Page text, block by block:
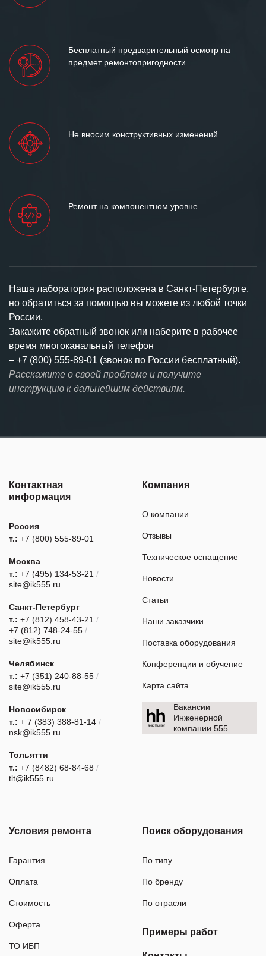
Бесплатный предварительный осмотр на
предмет ремонтопригодности
Не вносим конструктивных изменений
Ремонт на компонентном уровне
Наша лаборатория расположена в Санкт-Петербурге,
но обратиться за помощью вы можете из любой точки
России.
Закажите обратный звонок или наберите в рабочее
время многоканальный телефон
– +7 (800) 555-89-01 (звонок по России бесплатный).
Расскажите о своей проблеме и получите
инструкцию к дальнейшим действиям.
Контактная
информация
Россия
т.: +7 (800) 555-89-01
Москва
т.: +7 (495) 134-53-21 /
site@ik555.ru
Санкт-Петербург
т.: +7 (812) 458-43-21 /
+7 (812) 748-24-55 /
site@ik555.ru
Челябинск
т.: +7 (351) 240-88-55 /
site@ik555.ru
Новосибирск
т.: + 7 (383) 388-81-14 /
nsk@ik555.ru
Тольятти
т.: +7 (8482) 68-84-68 /
tlt@ik555.ru
Компания
О компании
Отзывы
Техническое оснащение
Новости
Статьи
Наши заказчики
Поставка оборудования
Конференции и обучение
Карта сайта
Вакансии
Инженерной
компании 555
Условия ремонта
Гарантия
Оплата
Стоимость
Оферта
ТО ИБП
Поиск оборудования
По типу
По бренду
По отрасли
Примеры работ